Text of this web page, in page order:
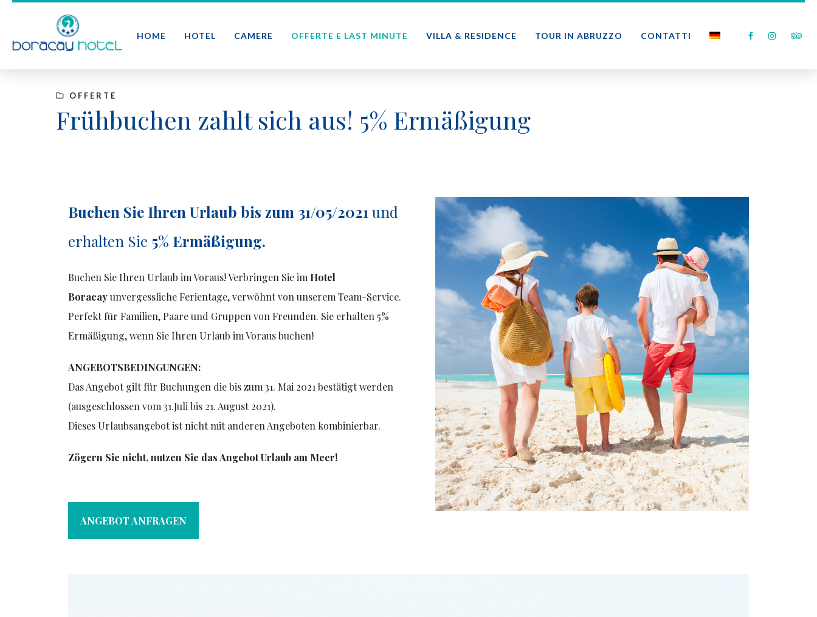
HOME HOTEL CAMERE OFFERTE E LAST MINUTE VILLA & RESIDENCE TOUR IN ABRUZZO CONTATTI
OFFERTE
Frühbuchen zahlt sich aus! 5% Ermäßigung
Buchen Sie Ihren Urlaub bis zum 31/05/2021 und
erhalten Sie 5% Ermäßigung.
Buchen Sie Ihren Urlaub im Voraus! Verbringen Sie im Hotel
Boracayunvergessliche Ferientage, verwöhnt von unserem Team-Service.
Perfekt für Familien, Paare und Gruppen von Freunden. Sie erhalten 5%
Ermäßigung, wenn Sie Ihren Urlaub im Voraus buchen!
ANGEBOTSBEDINGUNGEN:
Das Angebot gilt für Buchungen die bis zum 31. Mai 2021 bestätigt werden
(ausgeschlossen vom 31.Juli bis 21. August 2021).
Dieses Urlaubsangebot ist nicht mit anderen Angeboten kombinierbar.
Zögern Sie nicht, nutzen Sie das Angebot Urlaub am Meer!
ANGEBOT ANFRAGEN